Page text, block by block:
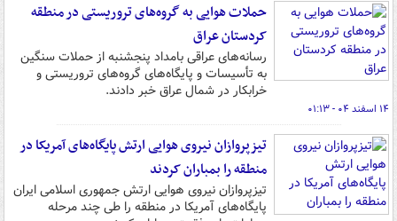
حملات هوایی به گروه‌های تروریستی در منطقه
کردستان عراق
رسانه‌های عراقی بامداد پنجشنبه از حملات سنگین
به تأسیسات و پایگاه‌های گروه‌های تروریستی و
خرابکار در شمال عراق خبر دادند.
۱۴ اسفند ۰۴ - ۰۱:۱۳
تیزپروازان نیروی هوایی ارتش پایگاه‌های آمریکا در
منطقه را بمباران کردند
تیزپروازان نیروی هوایی ارتش جمهوری اسلامی ایران
پایگاه‌های آمریکا در منطقه را طی چند مرحله